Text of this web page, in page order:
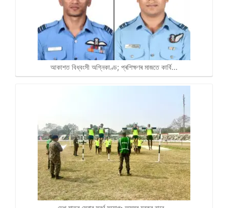
আকাশত বিধ্বংসী অগ্নিকাণ্ড; প্ৰশিক্ষণৰ মাজতে কাৰ্বি…